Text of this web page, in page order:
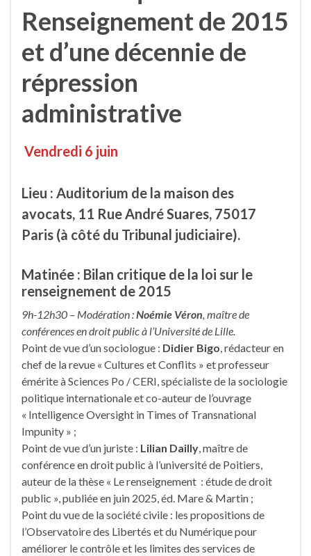
Renseignement de 2015
et d’une décennie de
répression
administrative
Vendredi 6 juin
Lieu : Auditorium de la maison des
avocats, 11 Rue André Suares, 75017
Paris (à côté du Tribunal judiciaire).
Matinée : Bilan critique de la loi sur le
renseignement de 2015
9h-12h30 – Modération :Noémie Véron, maître de
conférences en droit public à l’Université de Lille.
Point de vue d’un sociologue : Didier Bigo, rédacteur en
chef de la revue « Cultures et Conflits » et professeur
émérite à Sciences Po / CERI, spécialiste de la sociologie
politique internationale et co-auteur de l’ouvrage
« Intelligence Oversight in Times of Transnational
Impunity » ;
Point de vue d’un juriste : Lilian Dailly, maître de
conférence en droit public à l’université de Poitiers,
auteur de la thèse « Le renseignement : étude de droit
public », publiée en juin 2025, éd. Mare & Martin ;
Point du vue de la société civile : les propositions de
l’Observatoire des Libertés et du Numérique pour
améliorer le contrôle et les limites des services de